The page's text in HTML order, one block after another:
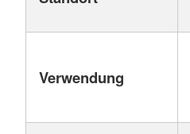
Verwendung